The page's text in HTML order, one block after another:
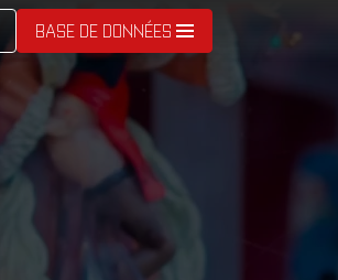
BASE DE DONNÉES